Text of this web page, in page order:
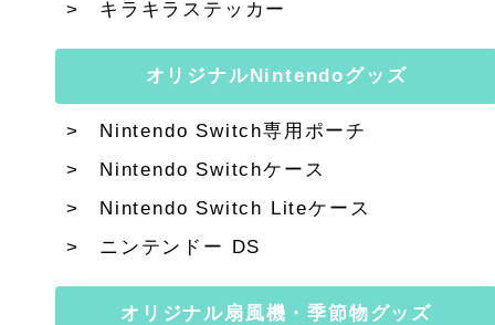
キラキラステッカー
オリジナルNintendoグッズ
Nintendo Switch専用ポーチ
Nintendo Switchケース
Nintendo Switch Liteケース
ニンテンドー DS
オリジナル扇風機・季節物グッズ